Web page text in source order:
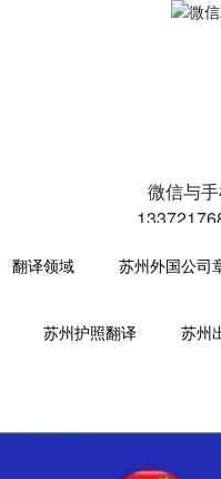
微信与
翻译领域 苏州外国公司
苏州护照翻译 苏州